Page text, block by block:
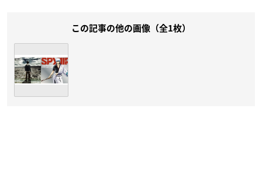
この記事の他の画像（全1枚）